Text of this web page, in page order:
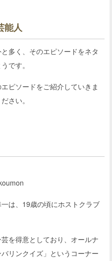
能人
多く、そのエピソードをネタ
です。
ピソードをご紹介していきま
さい。
は、19歳の頃にホストクラブ
を得意としており、オールナ
リンクイズ」というコーナー